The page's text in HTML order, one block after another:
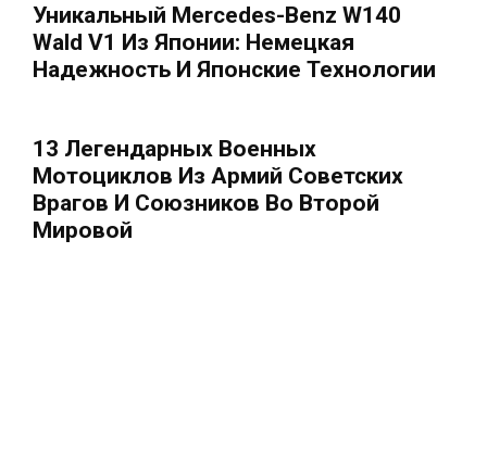
Уникальный Mercedes-Benz W140
Wald V1 Из Японии: Немецкая
Надежность И Японские Технологии
13 Легендарных Военных
Мотоциклов Из Армий Советских
Врагов И Союзников Во Второй
Мировой